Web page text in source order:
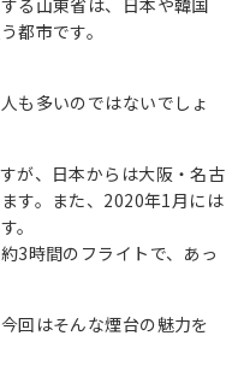
る山東省は、日本や韓国
都市です。
も多いのではないでしょ
が、日本からは大阪・名古
す。また、2020年1月には
。
3時間のフライトで、あっ
回はそんな煙台の魅力を